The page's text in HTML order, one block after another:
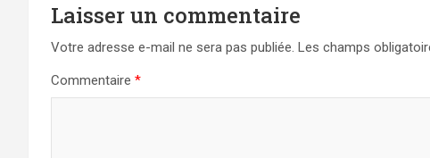
Laisser un commentaire
Votre adresse e-mail ne sera pas publiée. Les champs
Commentaire *